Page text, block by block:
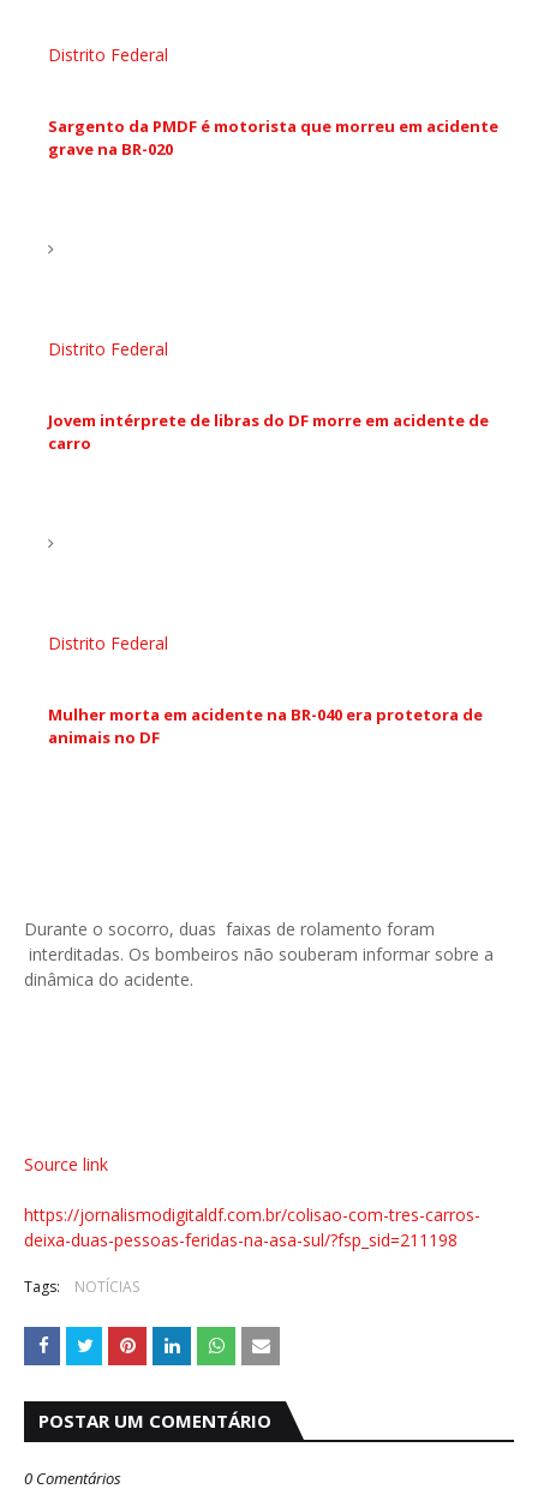
Distrito Federal
Sargento da PMDF é motorista que morreu em acidente
grave na BR-020
Distrito Federal
Jovem intérprete de libras do DF morre em acidente de
carro
Distrito Federal
Mulher morta em acidente na BR-040 era protetora de
animais no DF
Durante o socorro, duas faixas de rolamento foram
interditadas. Os bombeiros não souberam informar sobre a
dinâmica do acidente.
Source link
https://jornalismodigitaldf.com.br/colisao-com-tres-carros-
deixa-duas-pessoas-feridas-na-asa-sul/?fsp_sid=211198
Tags: NOTÍCIAS
POSTAR UM COMENTÁRIO
0 Comentários